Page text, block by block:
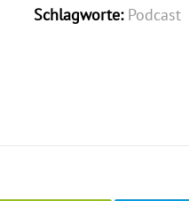
Schlagworte: Podcast